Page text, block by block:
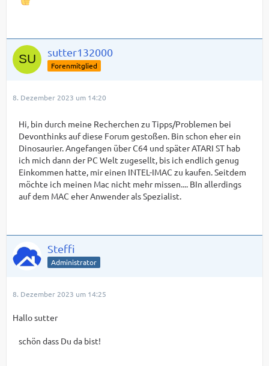
sutter132000
Forenmitglied
8. Dezember 2023 um 14:20
Hi, bin durch meine Recherchen zu Tipps/Problemen bei
Devonthinks auf diese Forum gestoßen. Bin schon eher ein
Dinosaurier. Angefangen über C64 und später ATARI ST hab
ich mich dann der PC Welt zugesellt, bis ich endlich genug
Einkommen hatte, mir einen INTEL-IMAC zu kaufen. Seitdem
möchte ich meinen Mac nicht mehr missen.... BIn allerdings
auf dem MAC eher Anwender als Spezialist.
Steffi
Administrator
8. Dezember 2023 um 14:25
Hallo sutter
schön dass Du da bist!